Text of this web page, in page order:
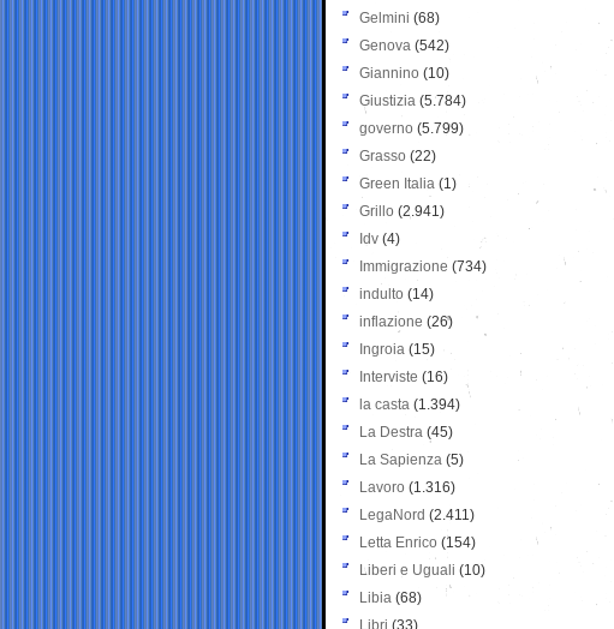
Gelmini (68)
Genova (542)
Giannino (10)
Giustizia (5.784)
governo (5.799)
Grasso (22)
Green Italia (1)
Grillo (2.941)
Idv (4)
Immigrazione (734)
indulto (14)
inflazione (26)
Ingroia (15)
Interviste (16)
la casta (1.394)
La Destra (45)
La Sapienza (5)
Lavoro (1.316)
LegaNord (2.411)
Letta Enrico (154)
Liberi e Uguali (10)
Libia (68)
Libri (33)